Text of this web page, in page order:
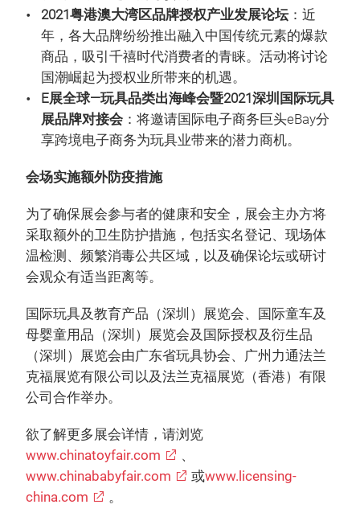
2021粤港澳大湾区品牌授权产业发展论坛：近
年，各大品牌纷纷推出融入中国传统元素的爆款
商品，吸引千禧时代消费者的青睐。活动将讨论
国潮崛起为授权业所带来的机遇。
E展全球—玩具品类出海峰会暨2021深圳国际玩具
展品牌对接会 ：将邀请国际电子商务巨头eBay分
享跨境电子商务为玩具业带来的潜力商机。
会场实施额外防疫措施
为了确保展会参与者的健康和安全，展会主办方将
采取额外的卫生防护措施，包括实名登记、现场体
温检测、频繁消毒公共区域，以及确保论坛或研讨
会观众有适当距离等。
国际玩具及教育产品（深圳）展览会、国际童车及
母婴童用品（深圳）展览会及国际授权及衍生品
（深圳）展览会由广东省玩具协会、广州力通法兰
克福展览有限公司以及法兰克福展览（香港）有限
公司合作举办。
欲了解更多展会详情，请浏览
www.chinatoyfair.com
、
www.chinababyfair.com
或www.licensing-
china.com
。